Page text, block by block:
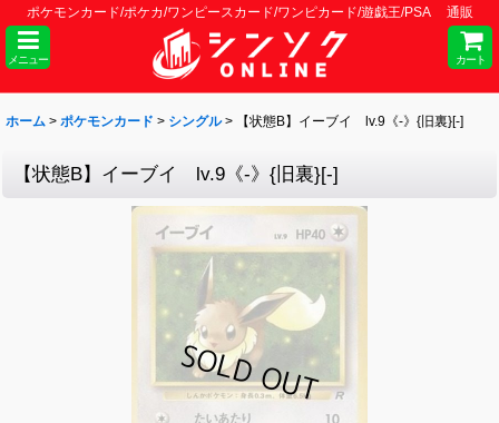
ポケモンカード/ポケカ/ワンピースカード/ワンピカード/遊戯王/PSA 通販
メニュー カート
ホーム > ポケモンカード > シングル > 【状態B】イーブイ lv.9《-》{旧裏}[-]
【状態B】イーブイ lv.9《-》{旧裏}[-]